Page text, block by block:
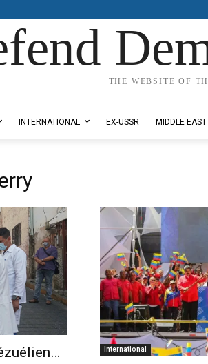
THE WEBSITE OF
INTERNATIONAL EX-USSR MIDDLE EAST
International